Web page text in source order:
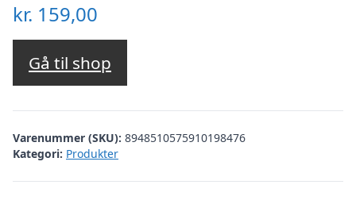
kr. 159,00
Gå til shop
Varenummer (SKU): 8948510575910198476
Kategori: Produkter